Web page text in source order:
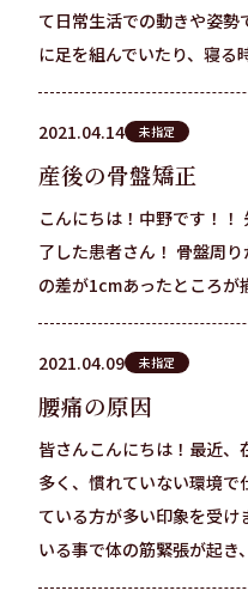
て日常生活での動きや姿勢
に足を組んでいたり、寝る
2021.04.14 未指定
産後の骨盤矯正
こんにちは！中野です！
了した患者さん！ 骨盤周
の差が1cmあったところ
2021.04.09 未指定
腰痛の原因
皆さんこんにちは！最近
多く、慣れていない環境
ている方が多い印象を受け
いる事で体の筋緊張が起き